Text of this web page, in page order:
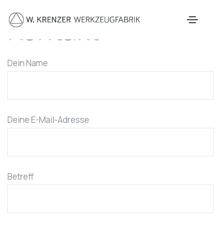
Kontakt
Dein Name
Deine E-Mail-Adresse
Betreff